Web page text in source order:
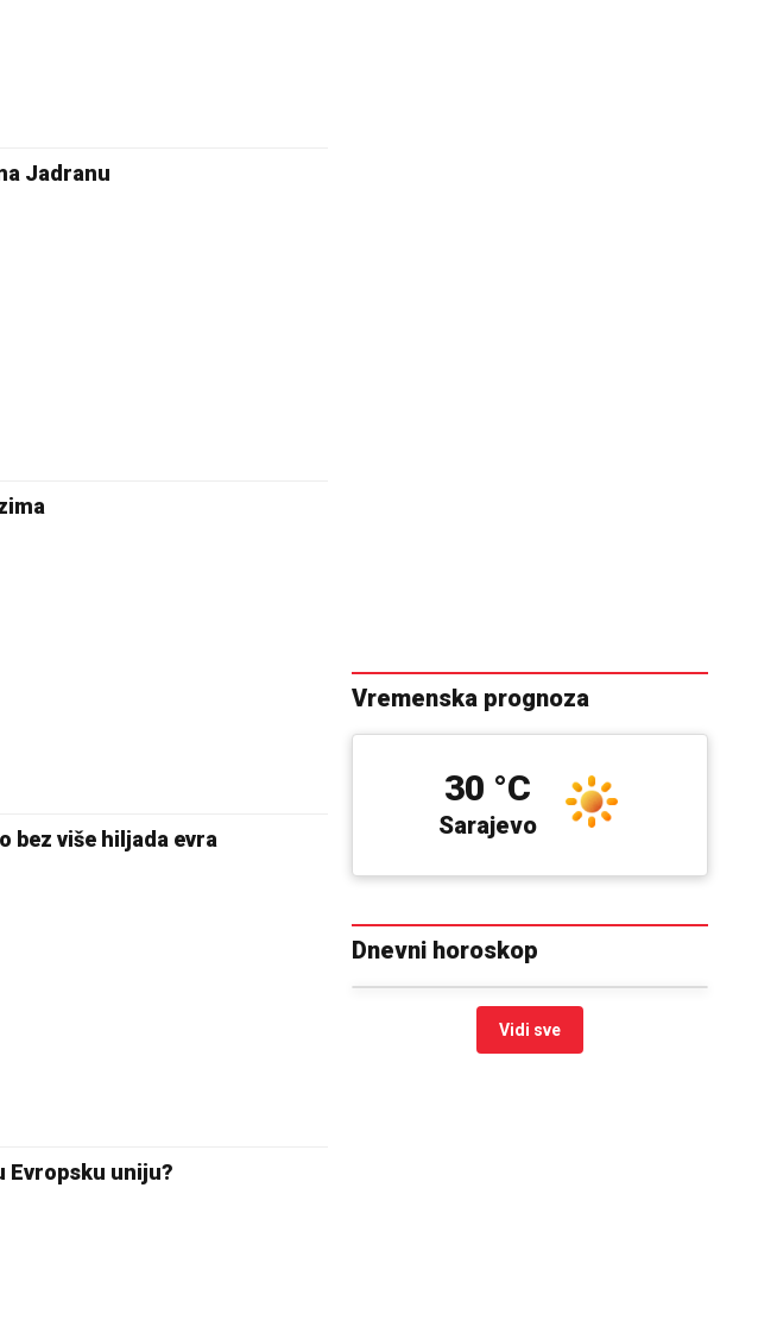
Јadranu
bez više hiljada evra
Evropsku uniju?
Vremenska prognoza
Pale Sarajevo
30 °C
Dnevni horoskop
Vidi sve